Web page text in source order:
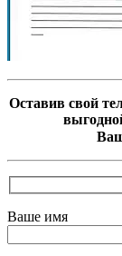
Оставив свой
Ваше имя